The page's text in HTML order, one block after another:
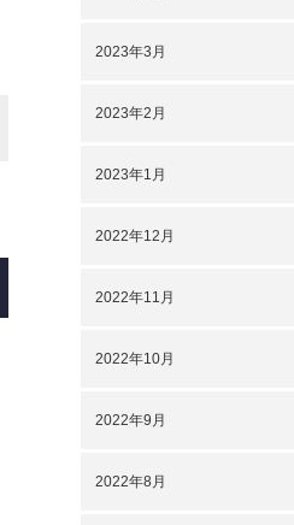
2023年3月
2023年2月
2023年1月
2022年12月
2022年11月
2022年10月
2022年9月
2022年8月